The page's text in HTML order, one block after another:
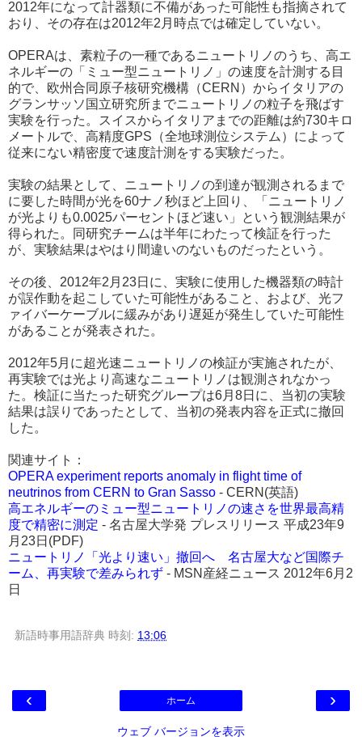
2012年になって計器類に不備があった可能性も指摘されて
おり、その存在は2012年2月時点では確定していない。
OPERAは、素粒子の一種であるニュートリノのうち、高エ
ネルギーの「ミュー型ニュートリノ」の速度を計測する目
的で、欧州合同原子核研究機構（CERN）からイタリアの
グランサッソ国立研究所までニュートリノの粒子を飛ばす
実験を行った。スイスからイタリアまでの距離は約730キロ
メートルで、高精度GPS（全地球測位システム）によって
従来にない精密度で速度計測をする実験だった。
実験の結果として、ニュートリノの到達が観測されるまで
に要した時間が光を60ナノ秒ほど上回り、「ニュートリノ
が光よりも0.0025パーセントほど速い」という観測結果が
得られた。同研究チームは半年にわたって検証を行った
が、実験結果はやはり間違いのないものだったという。
その後、2012年2月23日に、実験に使用した機器類の時計
が誤作動を起こしていた可能性があること、および、光フ
ァイバーケーブルに緩みがあり遅延が発生していた可能性
があることが発表された。
2012年5月に超光速ニュートリノの検証が実施されたが、
再実験では光より高速なニュートリノは観測されなかっ
た。検証に当たった研究グループは6月8日に、当初の実験
結果は誤りであったとして、当初の発表内容を正式に撤回
した。
関連サイト：
OPERA experiment reports anomaly in flight time of
neutrinos from CERN to Gran Sasso - CERN(英語)
高エネルギーのミュー型ニュートリノの速さを世界最高精
度で精密に測定 - 名古屋大学発 プレスリリース 平成23年9
月23日(PDF)
ニュートリノ「光より速い」撤回へ 名古屋大など国際チ
ーム、再実験で差みられず - MSN産経ニュース 2012年6月2
日
新語時事用語辞典 時刻: 13:06
‹ ›
ホーム
ウェブ バージョンを表示